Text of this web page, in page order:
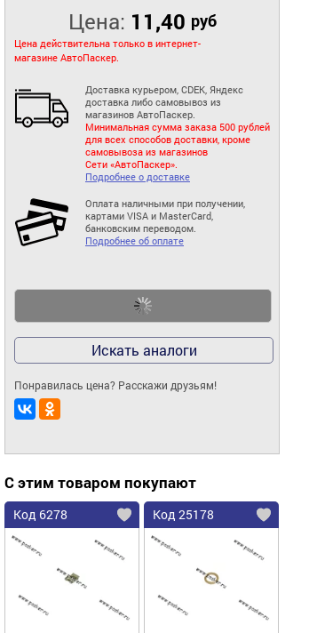
Цена: 11,40 руб
Цена действительна только в интернет-
магазине АвтоПаскер.
Доставка курьером, CDEK, Яндекс
доставка либо самовывоз из
магазинов АвтоПаскер.
Минимальная сумма заказа 500 рублей
для всех способов доставки, кроме
самовывоза из магазинов
Сети «АвтоПаскер».
Подробнее о доставке
Оплата наличными при получении,
картами VISA и MasterCard,
банковским переводом.
Подробнее об оплате
Искать аналоги
Понравилась цена? Расскажи друзьям!
С этим товаром покупают
Код 6278 Код 25178